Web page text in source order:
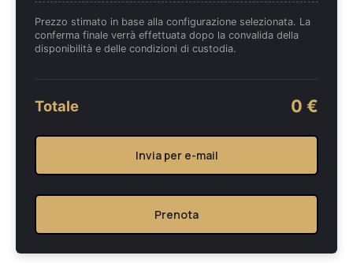
Prezzo stimato in base alla configurazione selezionata. La
conferma finale verrà effettuata dopo la convalida della
disponibilità e delle condizioni di custodia.
Totale 0 €
Invia per e-mail
Prenota